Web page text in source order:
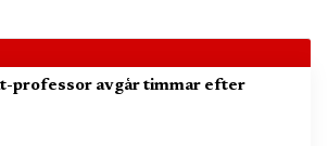
professor avgår timmar efter